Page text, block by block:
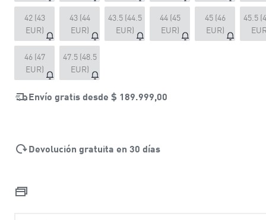
42 (43
EUR)
43 (44
EUR)
43.5 (44.5
EUR)
44 (45
EUR)
45 (46
EUR)
45.5
46 (47
EUR)
47.5 (48.5
EUR)
Envío gratis desde $ 189.999,00
Devolución gratuita en 30 días